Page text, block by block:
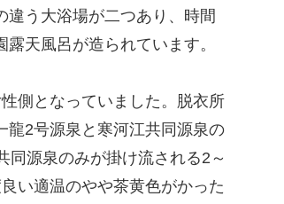
違う大浴場が二つあり、時間
天風呂が造られています。
側となっていました。脱衣所
龍2号源泉と寒河江共同源泉の
同源泉のみが掛け流される2～
い適温のやや茶黄色がかった